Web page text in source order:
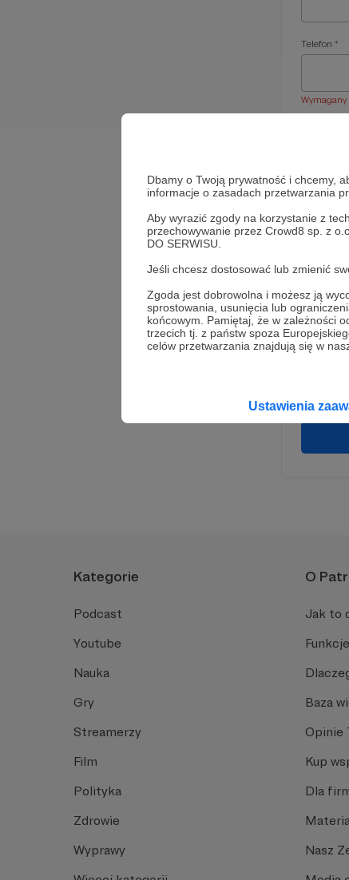
Dbamy o Twoją prywatność i chcemy,
informacje o zasadach przetwarzania
Aby wyrazić zgody na korzystanie z
przechowywanie przez Crowd8 sp. z
DO SERWISU.
Jeśli chcesz dostosować lub zmienić
Zgoda jest dobrowolna i możesz ją
sprostowania, usunięcia lub
końcowym. Pamiętaj, że w zależności
trzecich tj. z państw spoza
celów przetwarzania znajdują się w
Ustawienia
Telefon *
*
Kategorie
Podcast
Youtube
Nauka
Gry
Streamerzy
Film
Polityka
Zdrowie
Wyprawy
O
Jak to
Baza
Opinie
Kup
Dla
Nasz